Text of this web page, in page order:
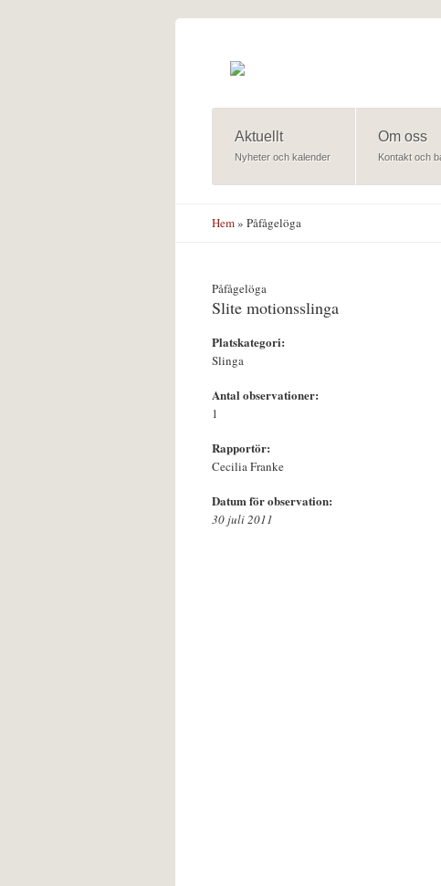
Aktuellt
Nyheter och kalender
Om oss
Kontakt och
Hem» Påfågelöga
Påfågelöga
Slite motionsslinga
Platskategori:
Slinga
Antal observationer:
1
Rapportör:
Cecilia Franke
Datum för observation:
30 juli 2011